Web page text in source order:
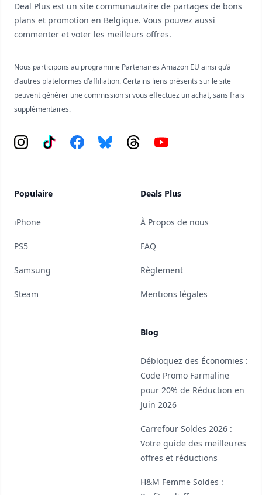
Deal Plus est un site communautaire de partages de bons
plans et promotion en Belgique. Vous pouvez aussi
commenter et voter les meilleurs offres.
Nous participons au programme Partenaires Amazon EU ainsi qu’à
d’autres plateformes d’affiliation. Certains liens présents sur le site
peuvent générer une commission si vous effectuez un achat, sans frais
supplémentaires.
Instagram
Tiktok FacebookBlueskyThreadsYouTube
Populaire
iPhone
PS5
Samsung
Steam
Deals Plus
À Propos de nous
FAQ
Règlement
Mentions légales
Blog
Débloquez des Économies :
Code Promo Farmaline
pour 20% de Réduction en
Juin 2026
Carrefour Soldes 2026 :
Votre guide des meilleures
offres et réductions
H&M Femme Soldes :